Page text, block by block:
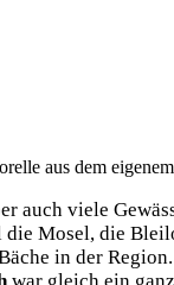
aus dem
auch vie­le
Mosel, die
in der Region.
war gleich ein